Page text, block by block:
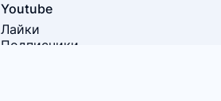
Youtube
Лайки
Подписчики